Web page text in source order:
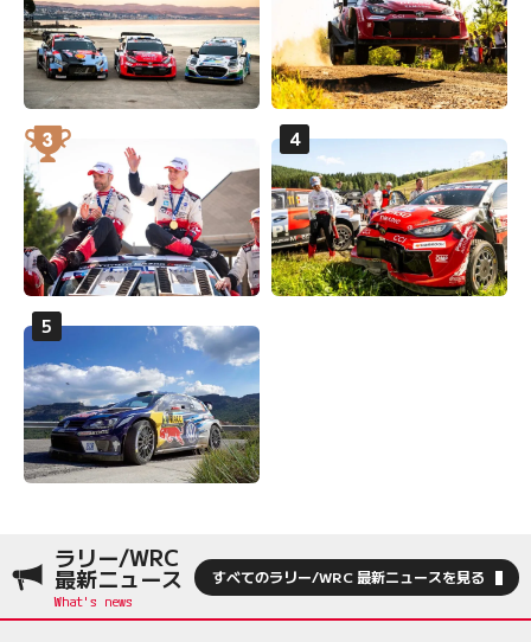
ラリー/WRC
最新ニュース すべてのラリー/WRC 最新ニュースを見る